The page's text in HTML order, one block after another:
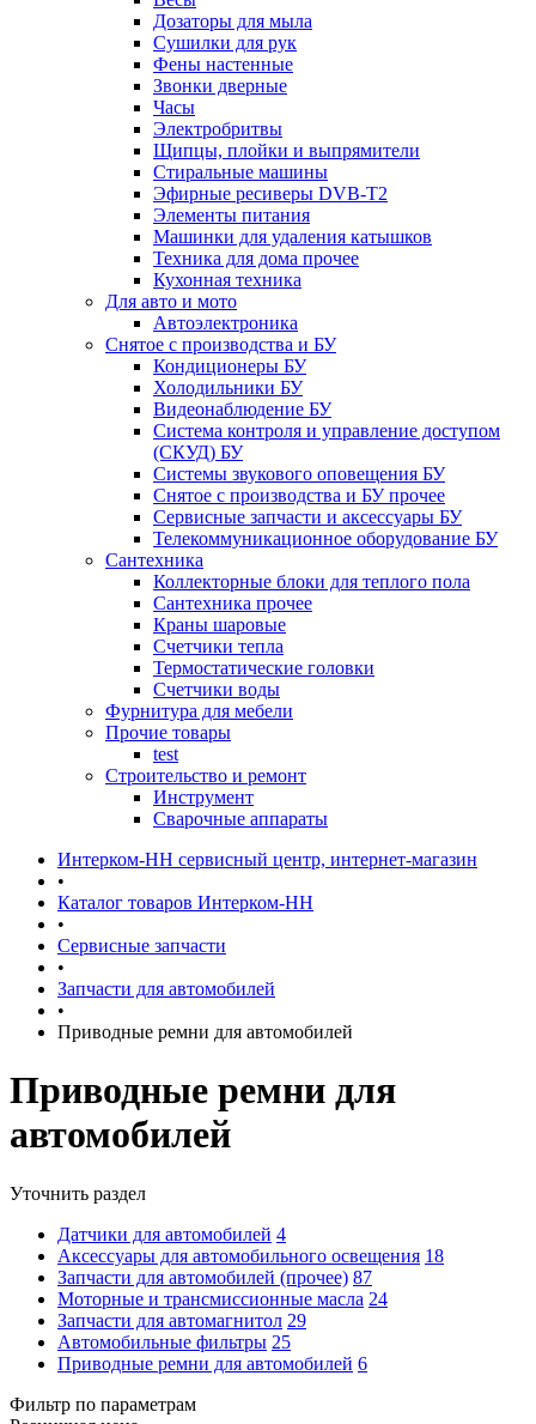
Дозаторы для мыла
Сушилки для рук
Фены настенные
Звонки дверные
Часы
Электробритвы
Щипцы, плойки и выпрямители
Стиральные машины
Эфирные ресиверы DVB-T2
Элементы питания
Машинки для удаления катышков
Техника для дома прочее
Кухонная техника
Для авто и мото
Автоэлектроника
Снятое с производства и БУ
Кондиционеры БУ
Холодильники БУ
Видеонаблюдение БУ
Система контроля и управление доступом
(СКУД) БУ
Системы звукового оповещения БУ
Снятое с производства и БУ прочее
Сервисные запчасти и аксессуары БУ
Телекоммуникационное оборудование БУ
Сантехника
Коллекторные блоки для теплого пола
Сантехника прочее
Краны шаровые
Счетчики тепла
Термоcтатические головки
Счетчики воды
Фурнитура для мебели
Прочие товары
test
Строительство и ремонт
Инструмент
Сварочные аппараты
Интерком-НН сервисный центр, интернет-магазин
•
Каталог товаров Интерком-НН
•
Сервисные запчасти
•
Запчасти для автомобилей
•
Приводные ремни для автомобилей
Приводные ремни для
автомобилей
Уточнить раздел
Датчики для автомобилей 4
Аксессуары для автомобильного освещения 18
Запчасти для автомобилей (прочее) 87
Моторные и трансмиссионные масла 24
Запчасти для автомагнитол 29
Автомобильные фильтры 25
Приводные ремни для автомобилей 6
Фильтр по параметрам